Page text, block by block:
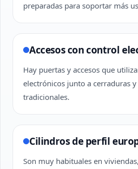
preparadas para soportar más
Accesos con control
Hay puertas y accesos que
electrónicos junto a cerraduras
tradicionales.
Cilindros de perfil
Son muy habituales en